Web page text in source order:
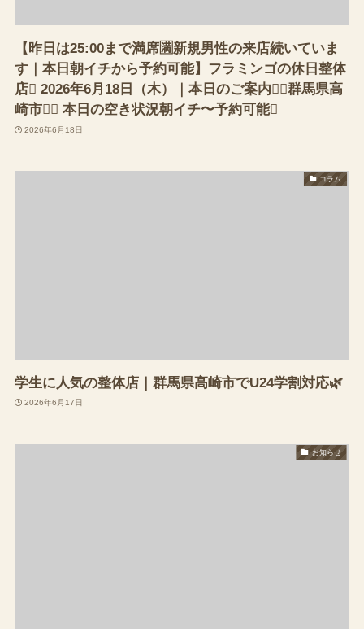
【昨日は25:00まで満席🈵新規男性の来店続いていま
す｜本日朝イチから予約可能】フラミンゴの休日整体
店 2026年6月18日（木）｜本日のご案内（群馬県高
崎市） 本日の空き状況朝イチ〜予約可能
2026年6月18日
コラム
学生に人気の整体店｜群馬県高崎市でU24学割対応🌿
2026年6月17日
お知らせ